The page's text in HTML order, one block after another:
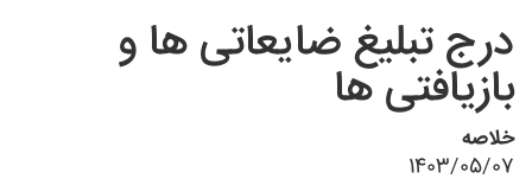
مشاور املاک شهرها
درج تبلیغ ضایعاتی ها و
بازیافتی ها
خلاصه
1403/05/07